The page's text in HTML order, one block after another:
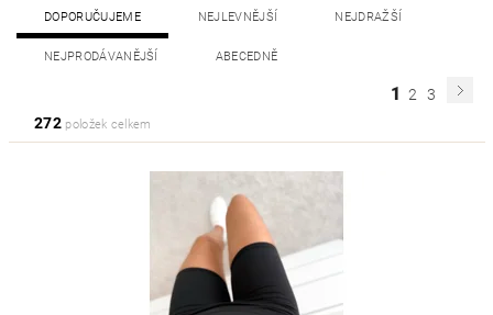
DOPORUČUJEME NEJLEVNĚJŠÍ NEJDRAŽŠÍ
NEJPRODÁVANĚJŠÍ ABECEDNĚ
1 2
3
272položek celkem